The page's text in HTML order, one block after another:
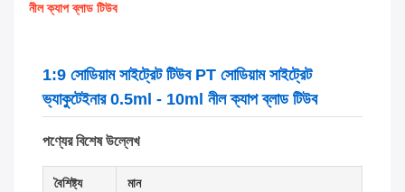
নীল ক্যাপ ব্লাড টিউব
1:9 সোডিয়াম সাইট্রেট টিউব PT সোডিয়াম সাইট্রেট
ভ্যাকুটেইনার 0.5ml - 10ml নীল ক্যাপ ব্লাড টিউব
পণ্যের বিশেষ উল্লেখ
বৈশিষ্ট্য মান